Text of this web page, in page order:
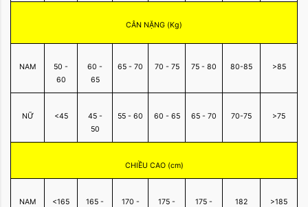
CÂN NẶNG (Kg)
NAM
50 -
60
60 -
65
65 - 70 70 - 75 75 - 80 80-85 >85
NỮ <45
45 -
50
55 - 60 60 - 65 65 - 70 70-75 >75
CHIỀU CAO (cm)
NAM <165
165 -
170 -
175 -
175 -
182 >185